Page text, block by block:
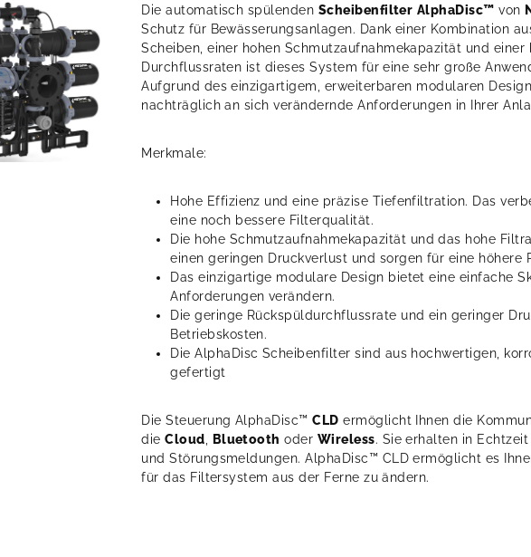
Die automatisch spülenden Scheibenfilter AlphaDisc™ von
Schutz für Bewässerungsanlagen. Dank einer Kombination
Scheiben, einer hohen Schmutzaufnahmekapazität und
Durchflussraten ist dieses System für eine sehr große
Aufgrund des einzigartigem, erweiterbaren modularen
nachträglich an sich verändernde Anforderungen in Ihrer
Merkmale:
Hohe Effizienz und eine präzise Tiefenfiltration. Das
eine noch bessere Filterqualität.
Die hohe Schmutzaufnahmekapazität und das hohe
einen geringen Druckverlust und sorgen für eine höhere
Das einzigartige modulare Design bietet eine einfache
Anforderungen verändern.
Die geringe Rückspüldurchflussrate und ein geringer
Betriebskosten.
Die AlphaDisc Scheibenfilter sind aus hochwertigen,
gefertigt
Die Steuerung AlphaDisc™CLD ermöglicht Ihnen die
dieCloud, Bluetooth oder Wireless. Sie erhalten in
und Störungsmeldungen. AlphaDisc™ CLD ermöglicht es
für das Filtersystem aus der Ferne zu ändern.